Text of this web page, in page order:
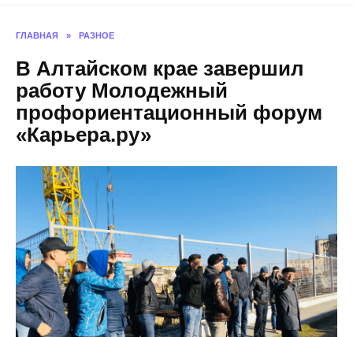
ГЛАВНАЯ » РАЗНОЕ
В Алтайском крае завершил
работу Молодежный
профориентационный форум
«Карьера.ру»